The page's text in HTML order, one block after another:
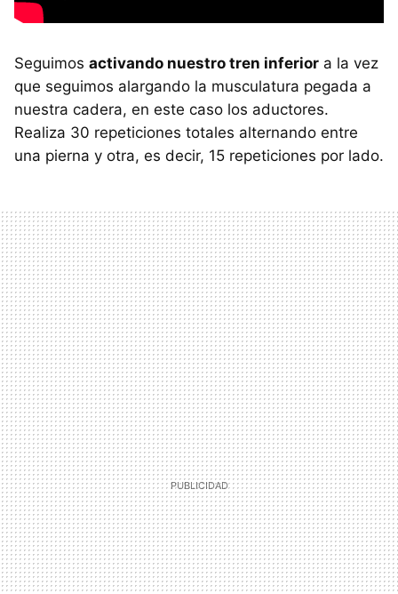
Seguimos activando nuestro tren inferior a la vez
que seguimos alargando la musculatura pegada a
nuestra cadera, en este caso los aductores.
Realiza 30 repeticiones totales alternando entre
una pierna y otra, es decir, 15 repeticiones por lado.